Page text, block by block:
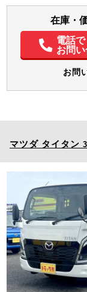
パワステ パ
バックモニター
取扱説明
在庫・
電話で
お問
お問
マツダ タイタン